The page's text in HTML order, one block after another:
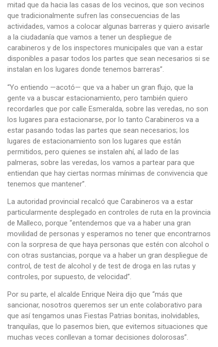
mitad que da hacia las casas de los vecinos, que son vecinos
que tradicionalmente sufren las consecuencias de las
actividades, vamos a colocar algunas barreras y quiero avisarle
a la ciudadanía que vamos a tener un despliegue de
carabineros y de los inspectores municipales que van a estar
disponibles a pasar todos los partes que sean necesarios si se
instalan en los lugares donde tenemos barreras”.
“Yo entiendo —acotó— que va a haber un gran flujo, que la
gente va a buscar estacionamiento, pero también quiero
recordarles que por calle Esmeralda, sobre las veredas, no son
los lugares para estacionarse, por lo tanto Carabineros va a
estar pasando todas las partes que sean necesarios; los
lugares de estacionamiento son los lugares que están
permitidos, pero quienes se instalen ahí, al lado de las
palmeras, sobre las veredas, los vamos a partear para que
entiendan que hay ciertas normas mínimas de convivencia que
tenemos que mantener”.
La autoridad provincial recalcó que Carabineros va a estar
particularmente desplegado en controles de ruta en la provincia
de Malleco, porque “entendemos que va a haber una gran
movilidad de personas y esperamos no tener que encontrarnos
con la sorpresa de que haya personas que estén con alcohol o
con otras sustancias, porque va a haber un gran despliegue de
control, de test de alcohol y de test de droga en las rutas y
controles, por supuesto, de velocidad”.
Por su parte, el alcalde Enrique Neira dijo que “más que
sancionar, nosotros queremos ser un ente colaborativo para
que así tengamos unas Fiestas Patrias bonitas, inolvidables,
tranquilas, que lo pasemos bien, que evitemos situaciones que
muchas veces conllevan a tomar decisiones dolorosas”.